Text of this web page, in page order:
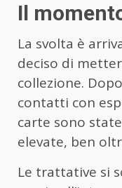
Il
La svolta è
deciso di
collezione.
contatti con
carte sono
elevate, ben
Le trattative si